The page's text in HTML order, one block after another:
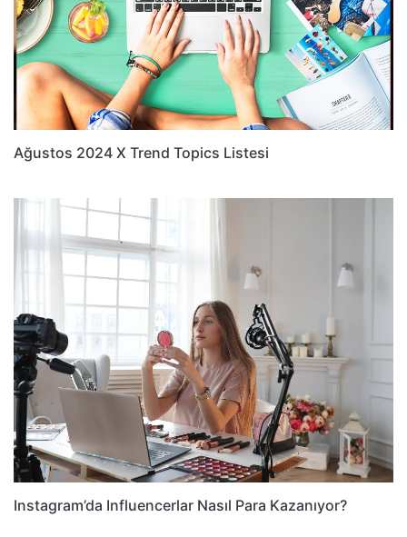
Ağustos 2024 X Trend Topics Listesi
Instagram’da Influencerlar Nasıl Para Kazanıyor?